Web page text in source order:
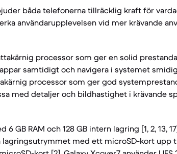
båda telefonerna tillräcklig kraft för
användarupplevelsen vid mer krävande
processor som ger en solid
samtidigt och navigera i systemet
processor som ger god
med detaljer och bildhastighet i krävande
GB RAM och 128 GB intern lagring [1, 2, 13,
med ett microSD-kort upp till